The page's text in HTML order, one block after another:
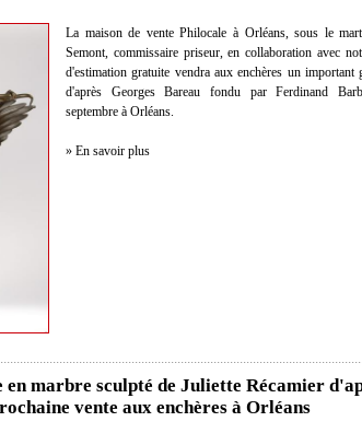
La maison de vente Philocale à Orléans, sous le
Semont, commissaire priseur, en collaboration avec
d'estimation gratuite vendra aux enchères un important
d'après Georges Bareau fondu par Ferdinand
septembre à Orléans.
» En savoir plus
marbre sculpté de Juliette Récamier
vente aux enchères à Orléans